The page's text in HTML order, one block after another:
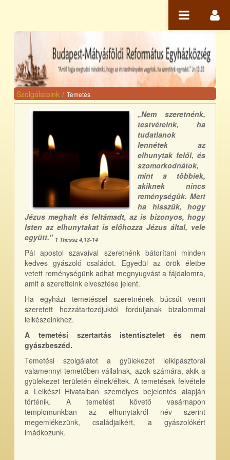
Szolgálataink / Temetés
„Nem szeretnénk,
testvéreink, ha
tudatlanok
lennétek az
elhunytak felől, és
szomorkodnátok,
mint a többiek,
akiknek nincs
reménységük. Mert
ha hisszük, hogy
Jézus meghalt és feltámadt, az is bizonyos, hogy
Isten az elhunytakat is előhozza Jézus által, vele
együtt." 1 Thessz 4,13-14
Pál apostol szavaival szeretnénk bátorítani minden
kedves gyászoló családot. Egyedül az örök életbe
vetett reménységünk adhat megnyugvást a fájdalomra,
amit a szeretteink elvesztése jelent.
Ha egyházi temetéssel szeretnének búcsút venni
szeretett hozzátartozójuktól forduljanak bizalommal
lelkészeinkhez.
A temetési szertartás istentisztelet és nem
gyászbeszéd.
Temetési szolgálatot a gyülekezet lelkipásztorai
valamennyi temetőben vállalnak, azok számára, akik a
gyülekezet területén élnek/éltek. A temetések felvétele
a Lelkészi Hivatalban személyes bejelentés alapján
történik. A temetést követő vasárnapon
templomunkban az elhunytakról név szerint
megemlékezünk, családjaikért, a gyászolókért
imádkozunk.